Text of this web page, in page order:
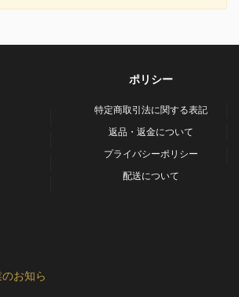
ポリシー
特定商取引法に関する表記
返品・返金について
プライバシーポリシー
配送について
のお知ら